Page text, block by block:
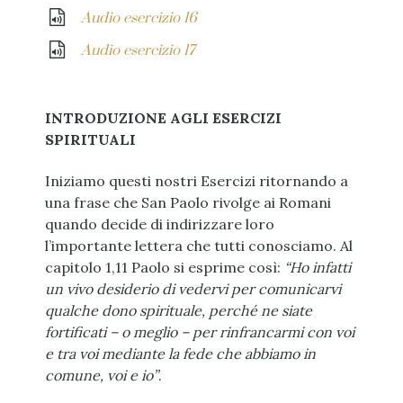
Audio esercizio 16
Audio esercizio 17
INTRODUZIONE AGLI ESERCIZI
SPIRITUALI
Iniziamo questi nostri Esercizi ritornando a
una frase che San Paolo rivolge ai Romani
quando decide di indirizzare loro
l’importante lettera che tutti conosciamo. Al
capitolo 1,11 Paolo si esprime così: “Ho infatti
un vivo desiderio di vedervi per comunicarvi
qualche dono spirituale, perché ne siate
fortificati – o meglio – per rinfrancarmi con voi
e tra voi mediante la fede che abbiamo in
comune, voi e io”.